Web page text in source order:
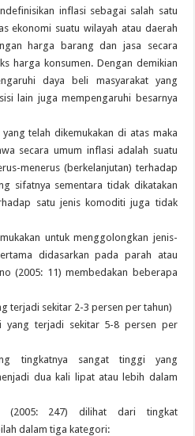
inflasi sebagai salah satu
ekonomi suatu wilayah atau daerah
harga barang dan jasa secara
harga konsumen. Dengan demikian
daya beli masyarakat yang
lain juga mempengaruhi besarnya
telah dikemukakan di atas maka
secara umum inflasi adalah suatu
menerus (berkelanjutan) terhadap
sifatnya sementara tidak dikatakan
satu jenis komoditi juga tidak
untuk menggolongkan jenis-
didasarkan pada parah atau
(2005: 11) membedakan beberapa
terjadi sekitar 2-3 persen per tahun)
yang terjadi sekitar 5-8 persen per
tingkatnya sangat tinggi yang
dua kali lipat atau lebih dalam
(2005: 247) dilihat dari tingkat
dalam tiga kategori: